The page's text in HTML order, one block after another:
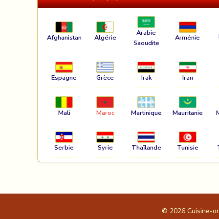
Afghanistan Algérie
Arabie
Saoudite
Arménie
Espagne Grèce Irak Iran
Mali Maroc Martinique Mauritanie
Serbie Syrie Thaïlande Tunisie
© 2026 Cuisine-